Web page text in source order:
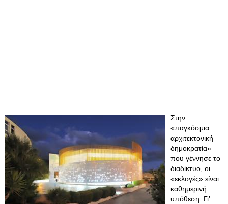
Στην
«παγκόσμια
αρχιτεκτονική
δημοκρατία»
που γέννησε το
διαδίκτυο, οι
«εκλογές» είναι
καθημερινή
υπόθεση. Γι’